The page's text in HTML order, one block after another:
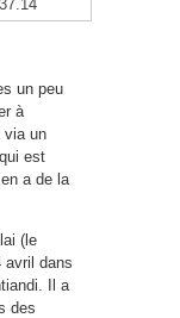
un peu
à
via un
est
a de la
(le
avril dans
Il a
des